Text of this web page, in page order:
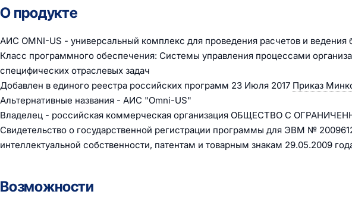
О продукте
АИС OMNI-US - универсальный комплекс для проведения расчетов и
Класс программного обеспечения: Системы управления процессами
специфических отраслевых задач
Добавлен в единого реестра российских программ 23 Июля 2017 Приказ
Альтернативные названия - АИС "Omni-US"
Владелец - российская коммерческая организация ОБЩЕСТВО С
Cвидетельство о государственной регистрации программы для ЭВМ №
интеллектуальной собственности, патентам и товарным знакам 29.05.2009
Возможности